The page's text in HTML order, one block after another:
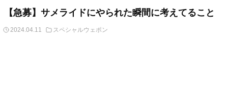
【急募】サメライドにやられた瞬間に考えてること
2024.04.11 スペシャルウェポン